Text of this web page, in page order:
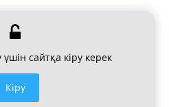
сайтқа кіру керек
Кiру